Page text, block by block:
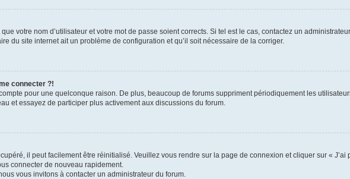
votre nom d’utilisateur et votre mot de passe soient corrects. Si tel est le cas, contactez un
du site internet ait un problème de configuration et qu’il soit nécessaire de la corriger.
connecter ?!
pour une quelconque raison. De plus, beaucoup de forums suppriment périodiquement les
et essayez de participer plus activement aux discussions du forum.
il peut facilement être réinitialisé. Veuillez vous rendre sur la page de connexion et cliquer sur « J’ai
connecter de nouveau rapidement.
vous invitons à contacter un administrateur du forum.